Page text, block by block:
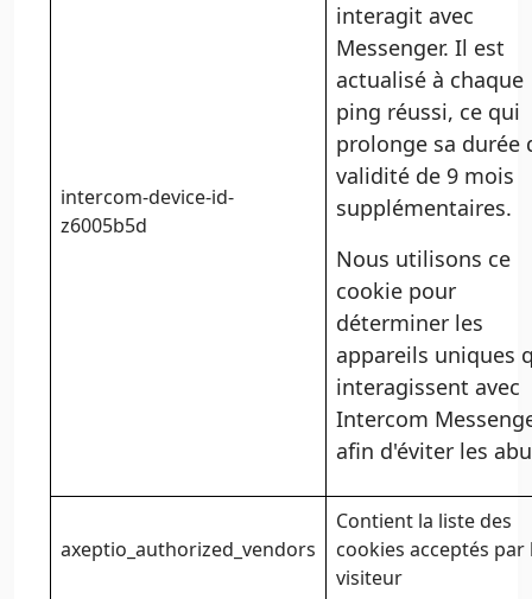
intercom-device-id-
z6005b5d
interagit avec
Messenger. Il est
actualisé à chaque
ping réussi, ce qui
prolonge sa durée
validité de 9 mois
supplémentaires.
Nous utilisons ce
cookie pour
déterminer les
appareils uniques
interagissent avec
Intercom
afin d'éviter les
axeptio_authorized_vendors
Contient la liste des
cookies acceptés par
visiteur